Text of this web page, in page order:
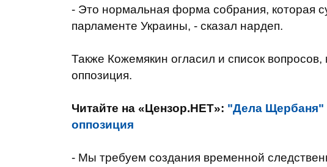
- Это нормальная форма собрания, которая
парламенте Украины, - сказал нардеп.
Также Кожемякин огласил и список
оппозиция.
Читайте на «Цензор.НЕТ»: "Дела Щербаня"
оппозиция
- Мы требуем создания временной